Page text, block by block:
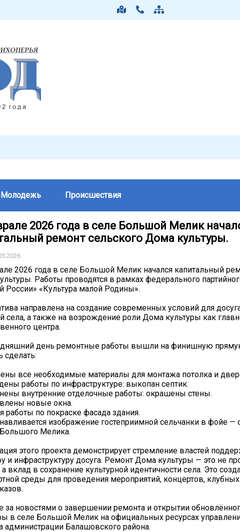
Молодежь Происшествия
2026 года в селе Большой Мелик
ремонт сельского Дома культуры.
2026 года в селе Большой Мелик начался капитальный
Работы проводятся в рамках федерального
России» «Культура малой Родины».
направлена на создание современных условий для
села, а также на возрождение роли Дома культуры как
центра.
день ремонтные работы вышли на финишную
сделать:
все необходимые материалы для монтажа потолка и
работы по инфраструктуре: выкопан септик.
внутренние отделочные работы: окрашены стены.
новые окна.
работы по покраске фасада здания.
изображение гостеприимной сельчанки в фойе
Мелика.
этого проекта демонстрирует стремление властей
и инфраструктуру досуга. Ремонт Дома культуры — это не
а вклад в сохранение культурной идентичности села. Это
среды для проведения мероприятий, концертов, клубных
за новостями о завершении ремонта и открытии
в селе Большой Мелик на официальных ресурсах
администрации Балашовского района.